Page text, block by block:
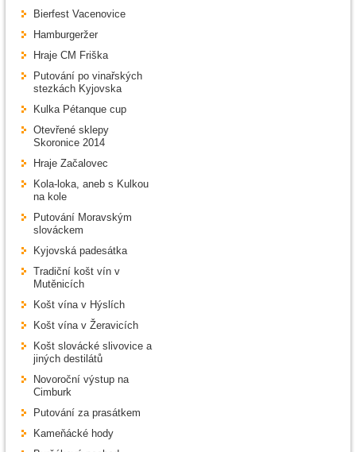
Bierfest Vacenovice
Hamburgeržer
Hraje CM Friška
Putování po vinařských
stezkách Kyjovska
Kulka Pétanque cup
Otevřené sklepy
Skoronice 2014
Hraje Začalovec
Kola-loka, aneb s Kulkou
na kole
Putování Moravským
slováckem
Kyjovská padesátka
Tradiční košt vín v
Mutěnicích
Košt vína v Hýslích
Košt vína v Žeravicích
Košt slovácké slivovice a
jiných destilátů
Novoroční výstup na
Cimburk
Putování za prasátkem
Kameňácké hody